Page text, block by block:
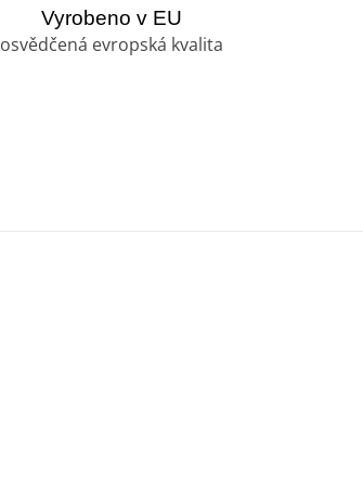
Vyrobeno v EU
osvědčená evropská kvalita